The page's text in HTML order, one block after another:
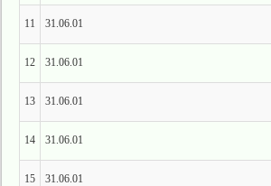
11 31.06.01
12 31.06.01
13 31.06.01
14 31.06.01
15 31.06.01